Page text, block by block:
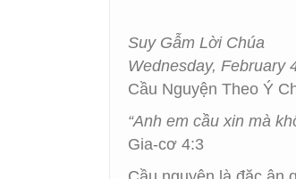
Suy Gẫm Lời Chúa
Wednesday, February
Cầu Nguyện Theo Ý
“Anh em cầu xin mà
Gia-cơ 4:3